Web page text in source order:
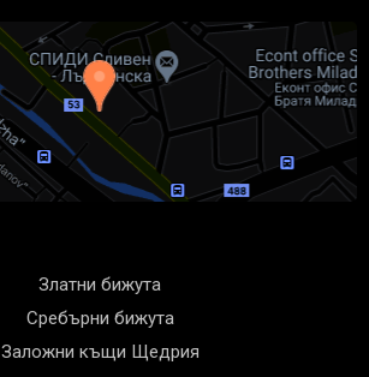
Златни бижута
Сребърни бижута
Заложни къщи Щедрия